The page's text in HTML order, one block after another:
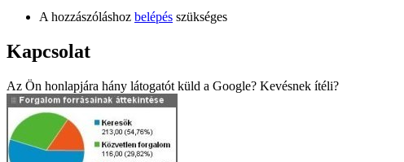
A hozzászóláshoz belépés szükséges
Kapcsolat
Az Ön honlapjára hány látogatót küld a Google? Kevésnek ítéli?